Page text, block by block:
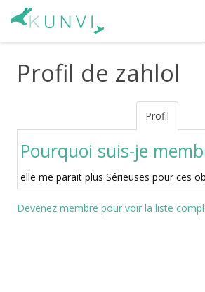
Profil de zahlol
Profil
Pourquoi suis-je
elle me parait plus Sérieuses pour ces
Devenez membre pour voir la liste